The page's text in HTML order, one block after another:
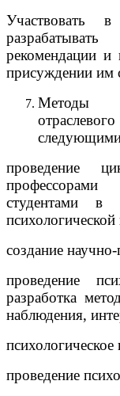
Участвовать
рекомендации и
присуждении им
Методы
проведение
студентами в
создание
проведение
разработка
наблюдения,
психологическое
проведение